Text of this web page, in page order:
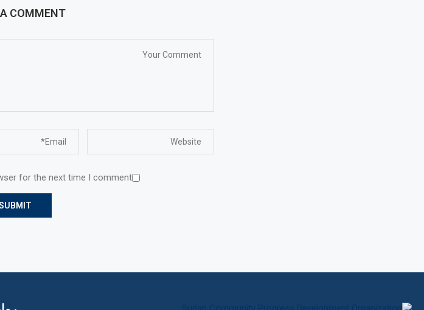
COMMENT
for the next time I comment.